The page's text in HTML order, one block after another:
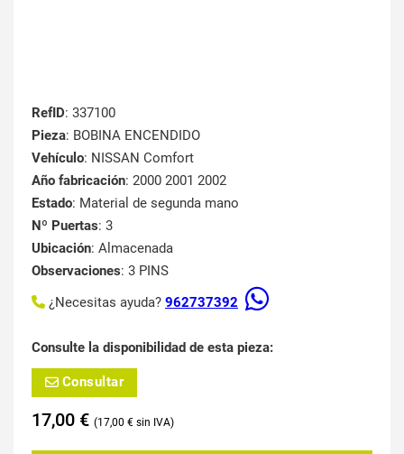
RefID: 337100
Pieza: BOBINA ENCENDIDO
Vehículo: NISSAN Comfort
Año fabricación: 2000 2001 2002
Estado: Material de segunda mano
Nº Puertas: 3
Ubicación: Almacenada
Observaciones: 3 PINS
¿Necesitas ayuda? 962737392
Consulte la disponibilidad de esta pieza:
Consultar
17,00 € 17,00 €